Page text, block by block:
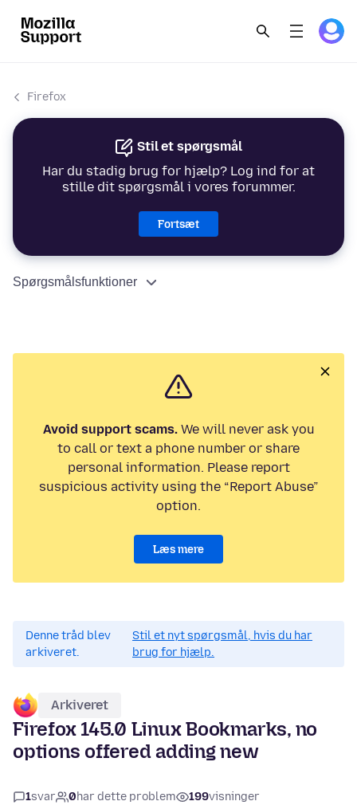
Firefox
Stil et spørgsmål
Har du stadig brug for hjælp? Log ind for at
stille dit spørgsmål i vores forummer.
Fortsæt
Spørgsmålsfunktioner
Avoid support scams.We will never ask you
to call or text a phone number or share
personal information. Please report
suspicious activity using the “Report Abuse”
option.
Læs mere
Denne tråd blev
arkiveret.
Stil et nyt spørgsmål, hvis du har
brug for hjælp.
Arkiveret
Firefox 145.0 Linux Bookmarks, no
options offered adding new
1svar 0har dette problem 199visninger